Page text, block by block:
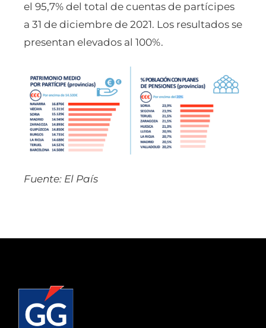
el 95,7% del total de cuentas de partícipes
a 31 de diciembre de 2021. Los resultados se
presentan elevados al 100%.
Fuente: El País